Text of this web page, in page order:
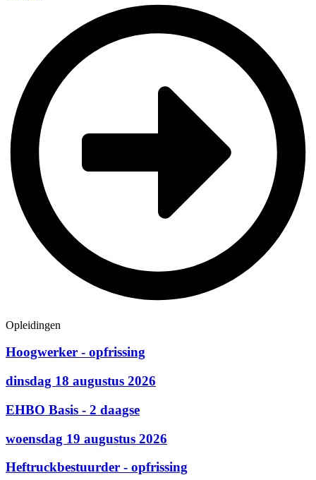
Opleidingen
Hoogwerker - opfrissing
dinsdag 18 augustus 2026
EHBO Basis - 2 daagse
woensdag 19 augustus 2026
Heftruckbestuurder - opfrissing